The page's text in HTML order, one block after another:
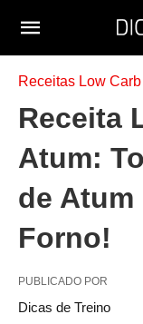
Receitas Low
Receita
Atum:
de Atum
Forno!
PUBLICADO POR
Dicas de Treino